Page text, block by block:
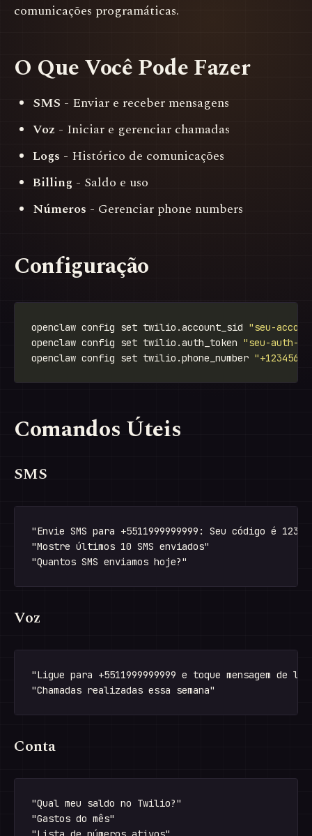
comunicações programáticas.
O Que Você Pode Fazer
SMS - Enviar e receber mensagens
Voz - Iniciar e gerenciar chamadas
Logs - Histórico de comunicações
Billing - Saldo e uso
Números - Gerenciar phone numbers
Configuração
openclaw config set twilio.account_sid "seu-
openclaw config set twilio.auth_token "seu-auth-
openclaw config set twilio.phone_number
Comandos Úteis
SMS
"Envie SMS para +5511999999999: Seu código é 1234"
"Mostre últimos 10 SMS enviados"
Voz
"Ligue para +5511999999999 e toque mensagem de
Conta
"Qual meu saldo no Twilio?"
"Gastos do mês"